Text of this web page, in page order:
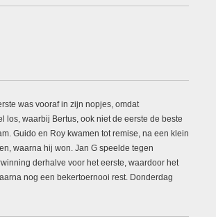
was vooraf in zijn nopjes, omdat
los, waarbij Bertus, ook niet de eerste de beste
Guido en Roy kwamen tot remise, na een klein
waarna hij won. Jan G speelde tegen
derhalve voor het eerste, waardoor het
nog een bekertoernooi rest. Donderdag